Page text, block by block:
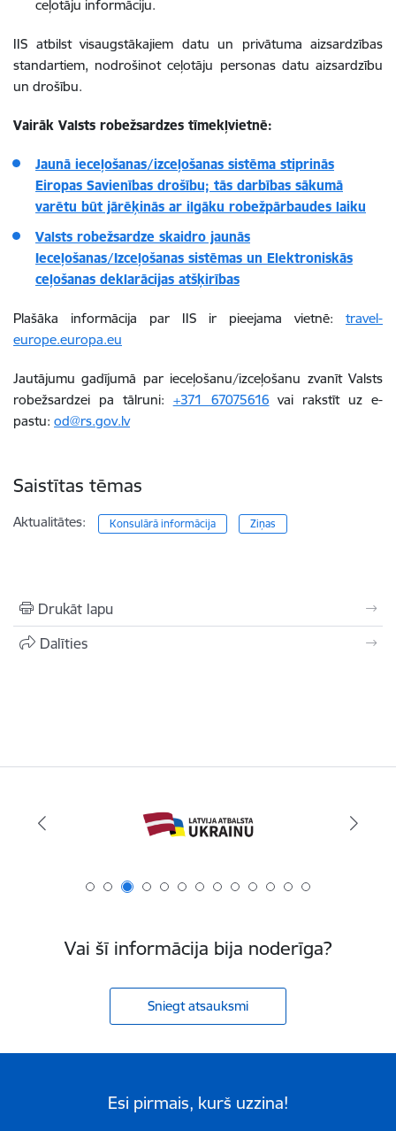
ceļotāju informāciju.
IIS atbilst visaugstākajiem datu un privātuma aizsardzības
standartiem, nodrošinot ceļotāju personas datu aizsardzību
un drošību.
Vairāk Valsts robežsardzes tīmekļvietnē:
Jaunā ieceļošanas/izceļošanas sistēma stiprinās
Eiropas Savienības drošību; tās darbības sākumā
varētu būt jārēķinās ar ilgāku robežpārbaudes laiku
Valsts robežsardze skaidro jaunās
Ieceļošanas/Izceļošanas sistēmas un Elektroniskās
ceļošanas deklarācijas atšķirības
Plašāka informācija par IIS ir pieejama vietnē: travel-
europe.europa.eu
Jautājumu gadījumā par ieceļošanu/izceļošanu zvanīt Valsts
robežsardzei pa tālruni: +371 67075616 vai rakstīt uz e-
pastu: od@rs.gov.lv
Saistītas tēmas
Aktualitātes: Konsulārā informācija Ziņas
Drukāt lapu
Dalīties
Vai šī informācija bija noderīga?
Sniegt atsauksmi
Esi pirmais, kurš uzzina!